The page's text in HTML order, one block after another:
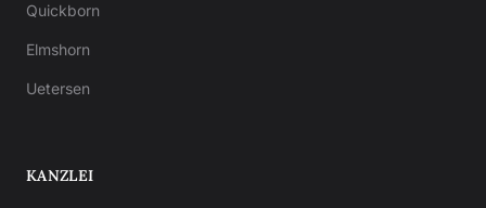
Quickborn
Elmshorn
Uetersen
KANZLEI